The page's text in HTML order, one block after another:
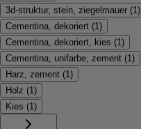
3d-struktur, stein, ziegelmauer (1)
Cementina, dekoriert (1)
Cementina, dekoriert, kies (1)
Cementina, unifarbe, zement (1)
Harz, zement (1)
Holz (1)
Kies (1)